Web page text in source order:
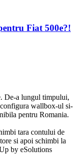
Fiat 500e?!
De-a lungul timpului,
wallbox-ul si-
pentru Romania.
tara contului de
si apoi schimbi la
by eSolutions